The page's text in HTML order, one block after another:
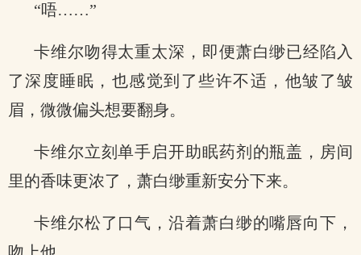
“唔……”
卡维尔吻得太重太深，即便萧白缈已经陷入
了深度睡眠，也感觉到了些许不适，他皱了皱
眉，微微偏头想要翻身。
卡维尔立刻单手启开助眠药剂的瓶盖，房间
里的香味更浓了，萧白缈重新安分下来。
卡维尔松了口气，沿着萧白缈的嘴唇向下，